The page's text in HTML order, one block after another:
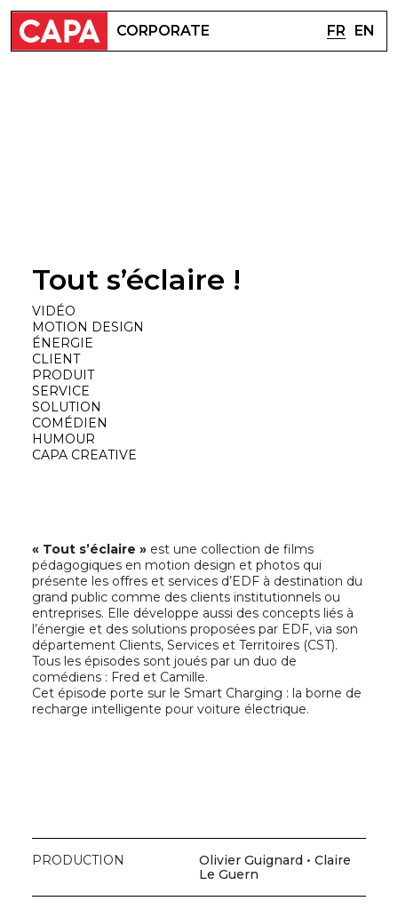
CORPORATE FR EN
Tout s’éclaire !
VIDÉO
MOTION DESIGN
ÉNERGIE
CLIENT
PRODUIT
SERVICE
SOLUTION
COMÉDIEN
HUMOUR
CAPA CREATIVE
« Tout s’éclaire » est une collection de films
pédagogiques en motion design et photos qui
présente les offres et services d’EDF à destination du
grand public comme des clients institutionnels ou
entreprises. Elle développe aussi des concepts liés à
l’énergie et des solutions proposées par EDF, via son
département Clients, Services et Territoires (CST).
Tous les épisodes sont joués par un duo de
comédiens : Fred et Camille.
Cet épisode porte sur le Smart Charging : la borne de
recharge intelligente pour voiture électrique.
PRODUCTION
Olivier Guignard • Claire
Le Guern